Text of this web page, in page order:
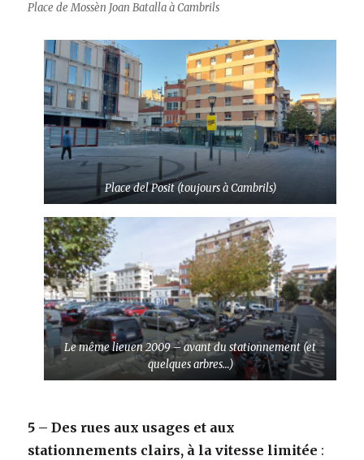
Place de Mossèn Joan Batalla à Cambrils
Place del Posit (toujours à Cambrils)
Le même lieuen 2009 – avant du stationnement (et
quelques arbres…)
5 – Des rues aux usages et aux
stationnements clairs, à la vitesse limitée :